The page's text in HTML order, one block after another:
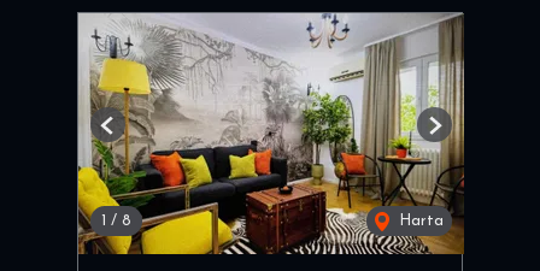
/ 8 Harta
Previous Next